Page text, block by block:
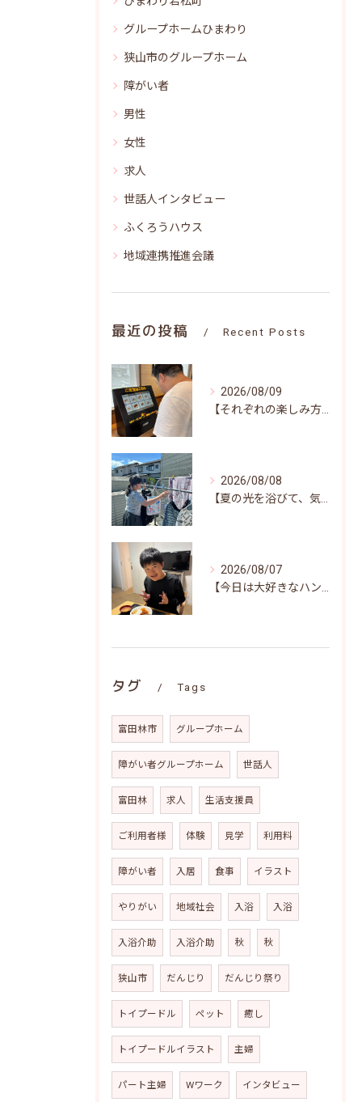
グループホームひまわり
狭山市のグループホーム
障がい者
男性
女性
求人
世話人インタビュー
ふくろうハウス
地域連携推進会議
最近の投稿 Recent Posts
2026/08/09
2026/08/08
2026/08/07
タグ Tags
富田林市 グループホーム
障がい者グループホーム 世話人
富田林 求人 生活支援員
ご利用者様 体験 見学 利用料
障がい者 入居 食事 イラスト
やりがい 地域社会 入浴 入浴
入浴介助 入浴介助 秋 秋
狭山市 だんじり だんじり祭り
トイプードル ペット 癒し
トイプードルイラスト 主婦
パート主婦 Wワーク インタビュー